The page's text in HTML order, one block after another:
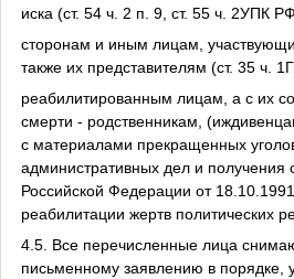
иска (ст. 54 ч. 2 п. 9, ст. 55 ч. 2УПК
сторонам и иным лицам,
также их представителям (ст. 35 ч.
реабилитированным лицам, а с их
смерти - родственникам,
с материалами прекращенных
административных дел и получения
Российской Федерации от
реабилитации жертв политических
4.5. Все перечисленные лица
письменному заявлению в порядке,